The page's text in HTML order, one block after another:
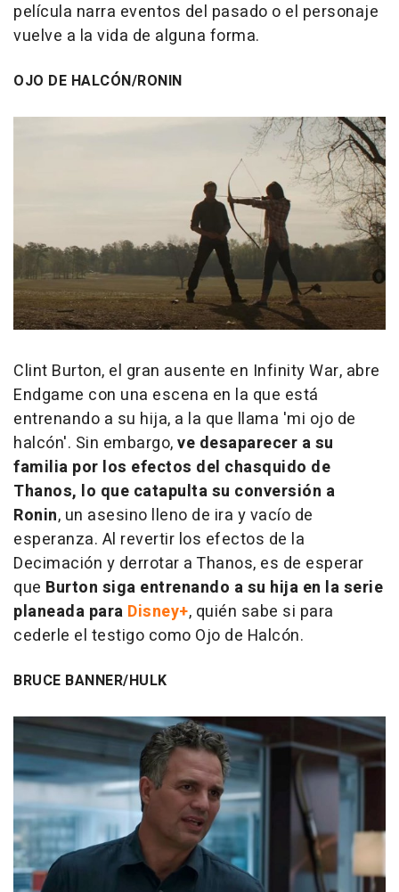
película narra eventos del pasado o el personaje
vuelve a la vida de alguna forma.
OJO DE HALCÓN/RONIN
Clint Burton, el gran ausente en Infinity War, abre
Endgame con una escena en la que está
entrenando a su hija, a la que llama 'mi ojo de
halcón'. Sin embargo,ve desaparecer a su
familia por los efectos del chasquido de
Thanos, lo que catapulta su conversión a
Ronin, un asesino lleno de ira y vacío de
esperanza. Al revertir los efectos de la
Decimación y derrotar a Thanos, es de esperar
que Burton siga entrenando a su hija en la serie
planeada para Disney+, quién sabe si para
cederle el testigo como Ojo de Halcón.
BRUCE BANNER/HULK